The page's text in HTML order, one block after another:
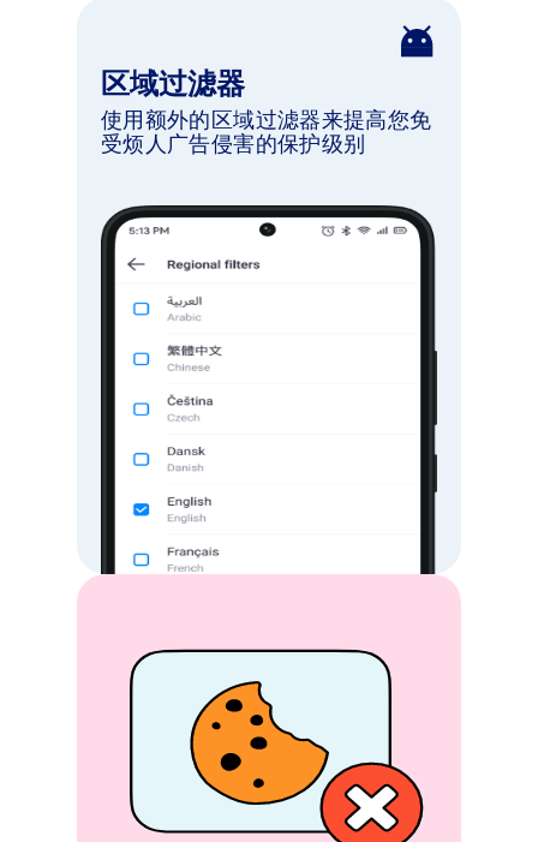
区域过滤器
使用额外的区域过滤器来提高您免
受烦人广告侵害的保护级别